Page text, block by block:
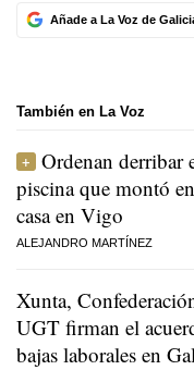
Añade a La Voz de
También en La Voz
Ordenan derribar
piscina que montó
casa en Vigo
ALEJANDRO MARTÍNEZ
Xunta,
UGT firman el
bajas laborales en